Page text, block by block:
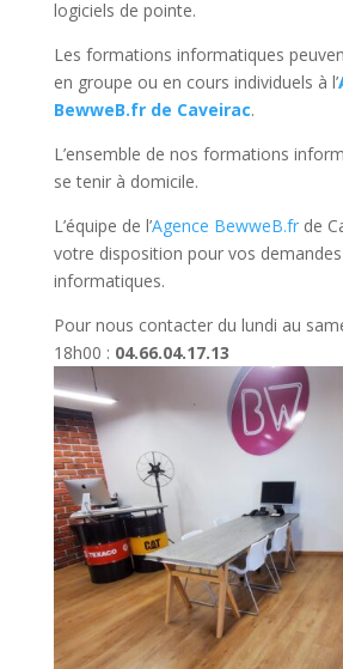
logiciels de pointe.
Les formations informatiques
en groupe ou en cours individuels à l’
BewweB.fr de Caveirac.
L’ensemble de nos formations
se tenir à domicile.
L’équipe de l’Agence BewweB.frde
votre disposition pour vos
informatiques.
Pour nous contacter du lundi au
18h00 : 04.66.04.17.13